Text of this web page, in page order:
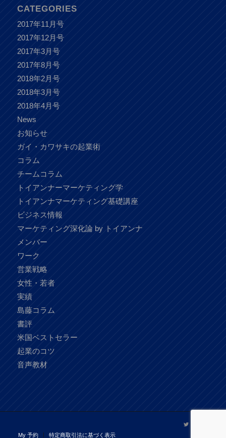
CATEGORIES
2017年11月号
2017年12月号
2017年3月号
2017年8月号
2018年2月号
2018年3月号
2018年4月号
News
お知らせ
ガイ・カワサキの起業術
コラム
チームコラム
トイアンナーマーケティング学
トイアンナマーケティング基礎講座
ビジネス情報
マーケティング深化論 by トイアンナ
メンバー
ワーク
営業戦略
女性・若者
実績
島藤コラム
書評
米国ベストセラー
起業のコツ
音声教材
My 予約 特定商取引法に基づく表示